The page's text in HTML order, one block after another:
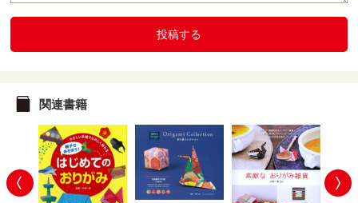
投稿する
関連書籍